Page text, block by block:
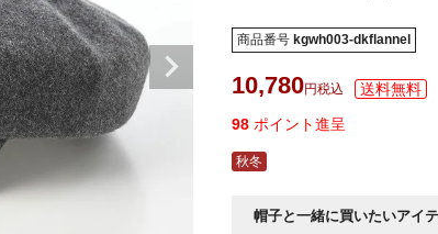
商品番号 kgwh003-dkflannel
10,780 税込
98 ポイント進呈
秋冬
帽子と一緒に買いたいアイ